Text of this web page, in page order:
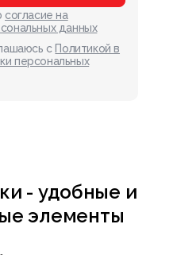
согласие на
данных
с Политикой в
персональных
- удобные и
элементы